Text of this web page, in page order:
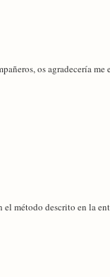
os agradecería
método descrito en la